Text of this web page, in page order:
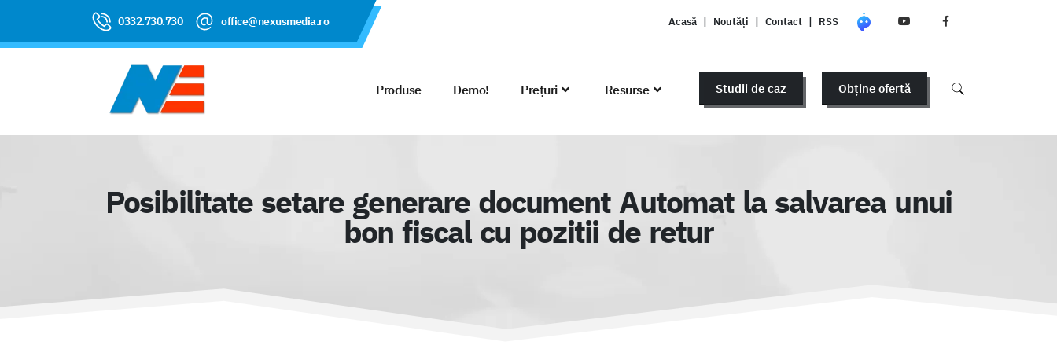
0332.730.730 office@nexusmedia.ro Acasă | Noutăți | Contact | RSS
Produse Demo! Prețuri Resurse Studii de caz Obține ofertă
Posibilitate setare generare document Automat la salvarea unui
bon fiscal cu pozitii de retur